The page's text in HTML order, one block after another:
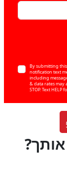
By submitting
notification text
including
& data rates may
STOP. Text HELP